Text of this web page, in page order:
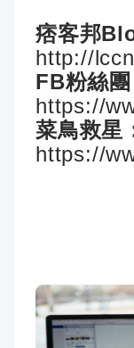
痞客邦
http://
FB粉絲團
https://
菜鳥救星
https://